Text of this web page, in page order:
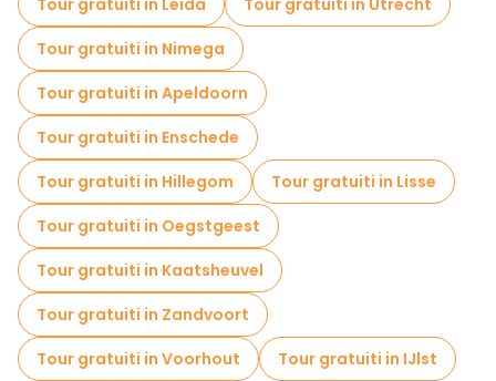
Tour gratuiti in Leida
Tour gratuiti in Utrecht
Tour gratuiti in Nimega
Tour gratuiti in Apeldoorn
Tour gratuiti in Enschede
Tour gratuiti in Hillegom
Tour gratuiti in Lisse
Tour gratuiti in Oegstgeest
Tour gratuiti in Kaatsheuvel
Tour gratuiti in Zandvoort
Tour gratuiti in Voorhout
Tour gratuiti in IJlst